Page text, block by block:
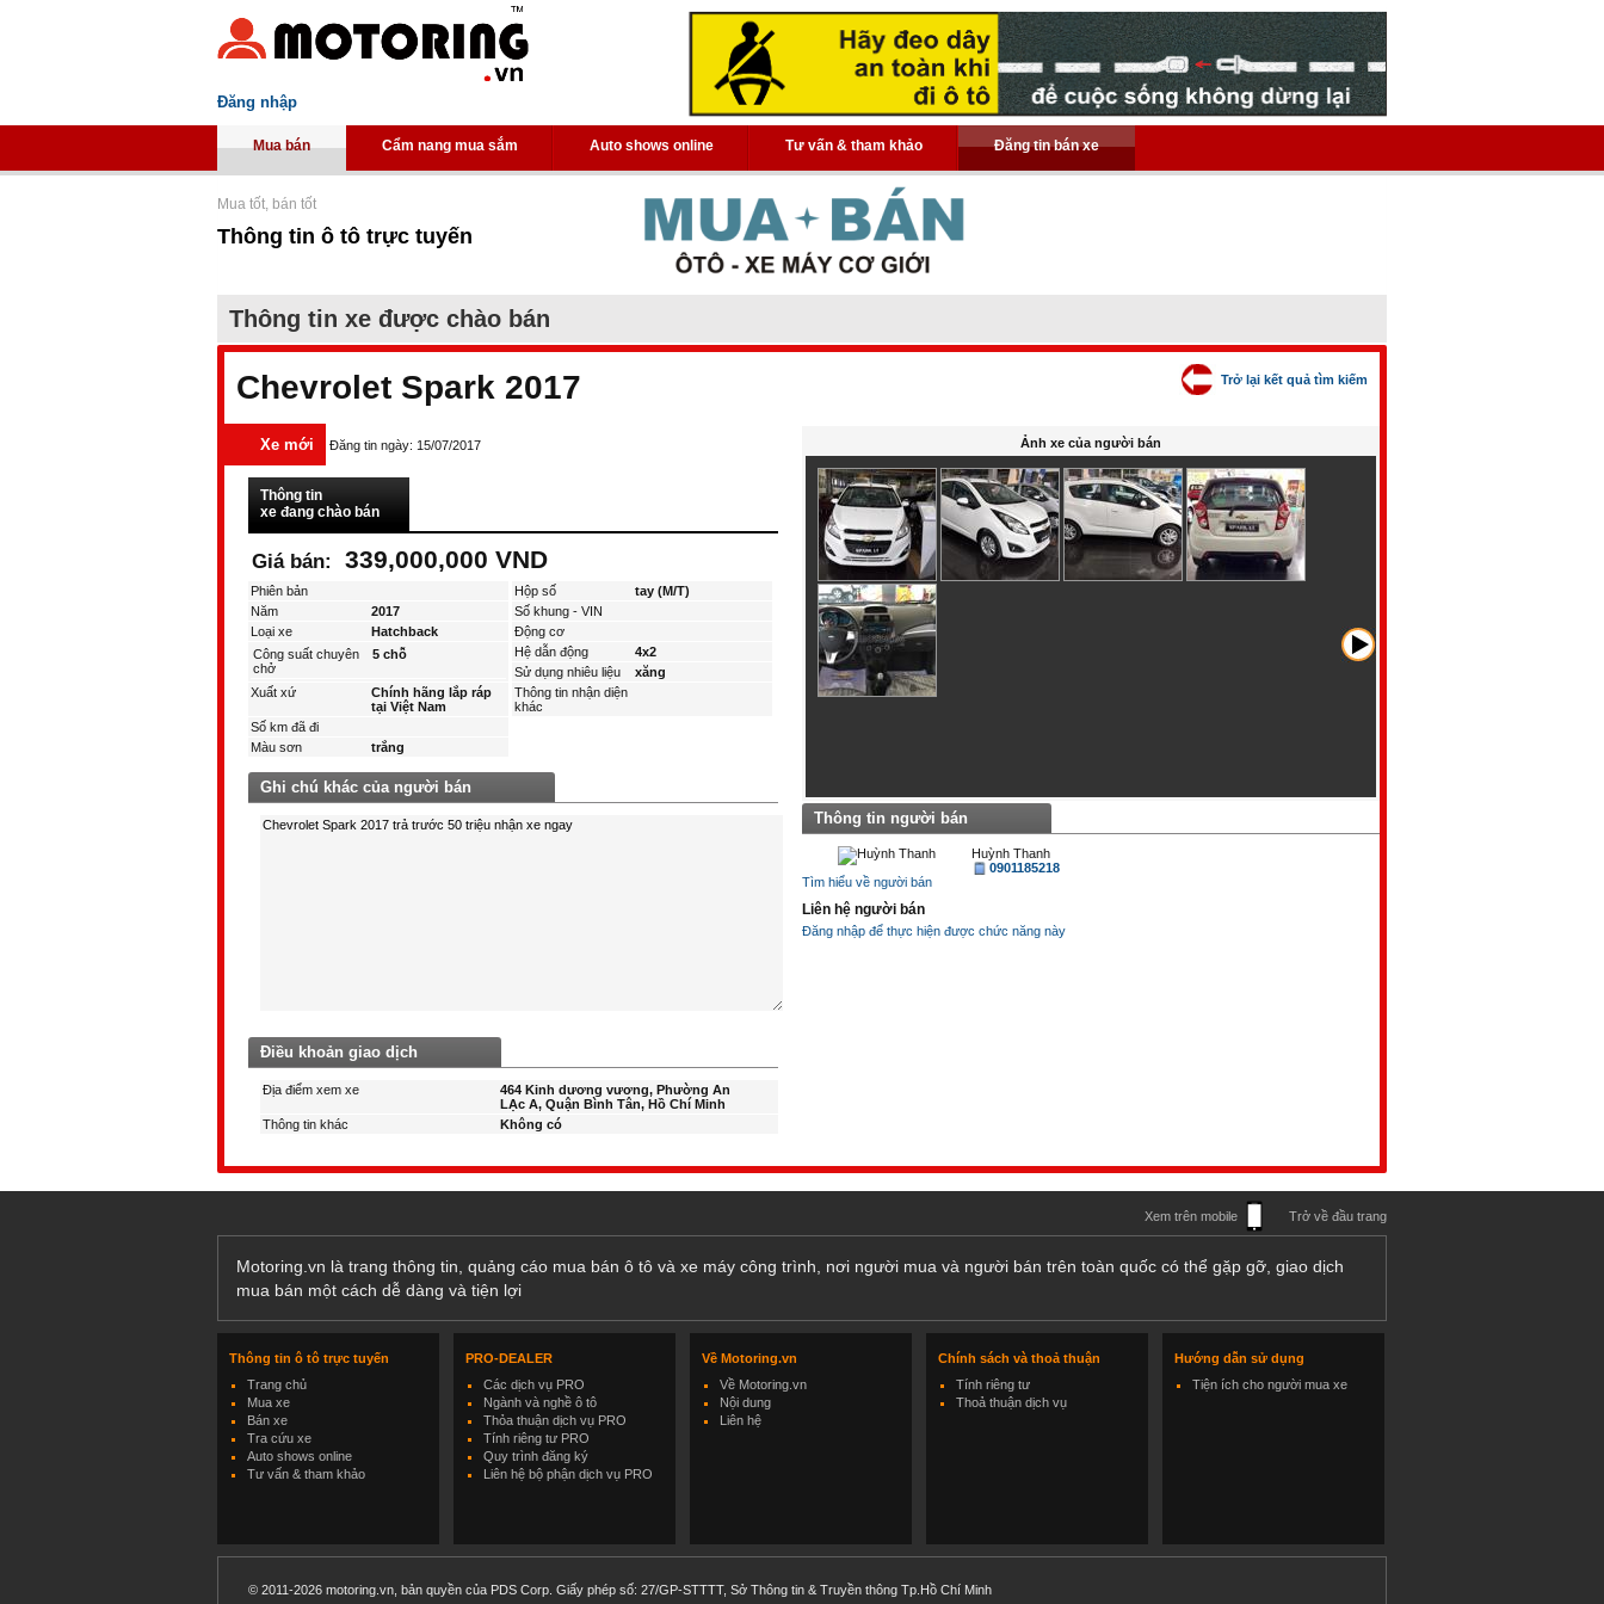
Đăng nhập
Mua bán Cẩm nang mua sắm Auto shows online Tư vấn & tham khảo Đăng tin bán xe
Mua tốt, bán tốt
Thông tin ô tô trực tuyến
Thông tin xe được chào bán
Chevrolet Spark 2017
Xe mới Đăng tin ngày: 15/07/2017
Thông tin
xe đang chào bán
Giá bán: 339,000,000 VND
Phiên bản
Năm
2017
Loại xe
Hatchback
Công suất chuyên
chở
5 chỗ
Xuất xứ
Chính hãng lắp ráp
tại Việt Nam
Số km đã đi
Màu sơn
trắng
Hộp số
tay (M/T)
Số khung - VIN
Động cơ
Hệ dẫn động
4x2
Sử dụng nhiêu liệu
xăng
Thông tin nhận diện
khác
Ghi chú khác của người bán
Điều khoản giao dịch
Địa điểm xem xe
464 Kinh dương vương, Phường An
LẠc A, Quận Bình Tân, Hồ Chí Minh
Thông tin khác
Không có
Trở lại kết quả tìm kiếm
Ảnh xe của người bán
Thông tin người bán
Huỳnh Thanh
0901185218
Tìm hiểu về người bán
Liên hệ người bán
Đăng nhập để thực hiện được chức năng này
Xem trên mobile Trở về đầu trang
Motoring.vn là trang thông tin, quảng cáo mua bán ô tô và xe máy công trình, nơi người mua và người bán trên toàn quốc có thể gặp gỡ, giao dịch
mua bán một cách dễ dàng và tiện lợi
Thông tin ô tô trực tuyến
Trang chủ
Mua xe
Bán xe
Tra cứu xe
Auto shows online
Tư vấn & tham khảo
PRO-DEALER
Các dịch vụ PRO
Ngành và nghề ô tô
Thỏa thuận dịch vụ PRO
Tính riêng tư PRO
Quy trình đăng ký
Liên hệ bộ phận dịch vụ PRO
Về Motoring.vn
Về Motoring.vn
Nội dung
Liên hệ
Chính sách và thoả thuận
Tính riêng tư
Thoả thuận dịch vụ
Hướng dẫn sử dụng
Tiện ích cho người mua xe
© 2011-2026 motoring.vn, bản quyền của PDS Corp. Giấy phép số: 27/GP-STTTT, Sở Thông tin & Truyền thông Tp.Hồ Chí Minh